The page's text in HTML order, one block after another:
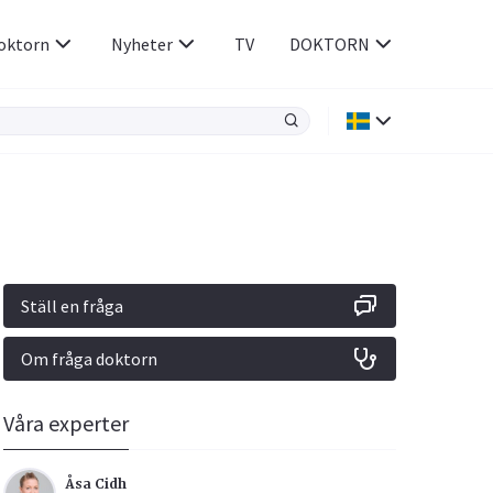
Rökavvänjning
Rörelseapparaten
Sex & Samliv
Sömn & Stress
Nyheter TV DOKTORN
Ställ en fråga
Om fråga doktorn
Våra experter
Åsa Cidh